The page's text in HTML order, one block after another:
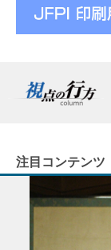
注目コンテンツ